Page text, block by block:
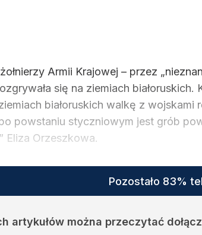
Armii Krajowej – przez
się na ziemiach
białoruskich walkę z wojskami
powstaniu styczniowym jest grób
Eliza Orzeszkowa.
Pozostało 83%
artykułów można przeczytać